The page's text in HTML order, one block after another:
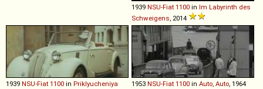
1939 NSU-Fiat 1100 in Im Labyrinth des
Schweigens, 2014
1939 NSU-Fiat 1100 in Priklyucheniya
1953 NSU-Fiat 1100 in Auto, Auto, 1964